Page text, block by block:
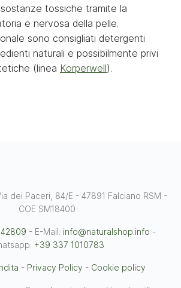
sostanze tossiche tramite la
e nervosa della pelle.
sono consigliati detergenti
naturali e possibilmente privi
(linea Korperwell).
dei Paceri, 84/E - 47891 Falciano RSM -
COE SM18400
- E-Mail: info@naturalshop.info -
+39 337 1010783
- Privacy Policy - Cookie policy